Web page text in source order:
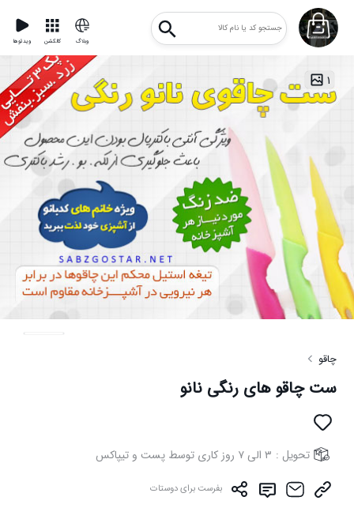
ویدئوها کالکشن وبلاگ
۱
چاقو
ست چاقو های رنگی نانو
تحویل : ۳ الی ۷ روز کاری توسط پست و تیپاکس
بفرست برای دوستات